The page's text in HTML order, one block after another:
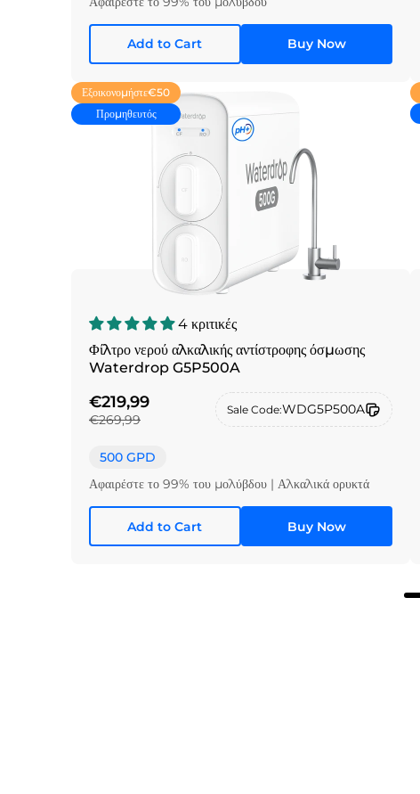
Add to Cart Buy Now
Εξοικονομήστε€50
Προμηθευτός
4 κριτικές
Φίλτρο νερού αλκαλικής αντίστροφης όσμωσης
Waterdrop G5P500A
€219,99
€269,99
Sale Code:WDG5P500A
500 GPD
Αφαιρέστε το 99% του μολύβδου | Αλκαλικά ορυκτά
Add to Cart Buy Now